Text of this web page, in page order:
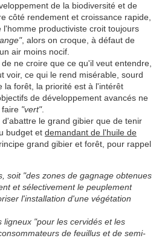
de la biodiversité et de
côté rendement et croissance rapide,
productiviste croit toujours
, alors on croque, à défaut de
air moins nocif.
ne croire que ce qu'il veut entendre,
voir, ce qui le rend misérable, sourd
la forêt, la priorité est à l'intérêt
de développement avancés ne
faire "vert".
le grand gibier que de tenir
budget et demandant de l'huile de
grand gibier et forêt, pour rappel
soit "des zones de gagnage obtenues
et sélectivement le peuplement
l'installation d'une végétation
ligneux "pour les cervidés et les
de feuillus et de semi-